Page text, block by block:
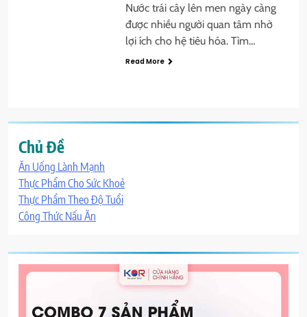
Nước trái cây lên men ngày càng
được nhiều người quan tâm nhờ
lợi ích cho hệ tiêu hóa. Tìm…
Read More
Chủ Đề
Ăn Uống Lành Mạnh
Thực Phẩm Cho Sức Khoẻ
Thực Phẩm Theo Độ Tuổi
Công Thức Nấu Ăn